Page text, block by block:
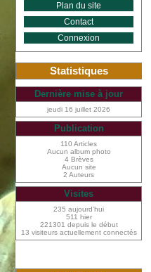
Plan du site
Contact
Connexion
Statistiques
Dernière mise à jour
jeudi 16 juillet 2026
Publication
110 Articles
Aucun album photo
4 Brèves
Aucun site
2 Auteurs
Visites
235 aujourd’hui
511 hier
221301 depuis le début
13 visiteurs actuellement connectés